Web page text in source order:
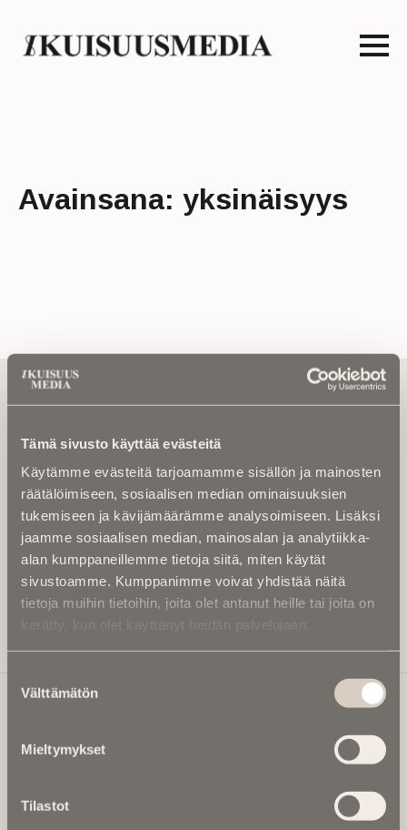
Tämä sivusto käyttää evästeitä
Käytämme evästeitä tarjoamamme sisällön ja mainosten
räätälöimiseen, sosiaalisen median ominaisuuksien
tukemiseen ja kävijämäärämme analysoimiseen. Lisäksi
jaamme sosiaalisen median, mainosalan ja analytiikka-
alan kumppaneillemme tietoja siitä, miten käytät
sivustoamme. Kumppanimme voivat yhdistää näitä
tietoja muihin tietoihin, joita olet antanut heille tai joita on
kerätty, kun olet käyttänyt heidän palvelujaan.
valinta
Välttämätön
Mieltymykset
Tilastot
Avainsana: yksinäisyys
Tilaa uutiskirje - Pääset heti parhaiden
artikkelien pariin!
Kirjoita alle sähköpostiosoitteesi niin saat kaksi kertaa
etteivät kiinnostavat artikkelit jää huomaamatta.
Uutiskirje on maksuton eikä se velvoita mihinkään.
Kirjoita tähän sähköpostiosoite, johon haluat uutiskirjeen
tulevan:
Tilaa Uutiskirje
Ikuisuusmedia
valtakunnallinen mediabrändi. Julkaisemme uusimmat
kuolinuutiset ja kuolintiedot.